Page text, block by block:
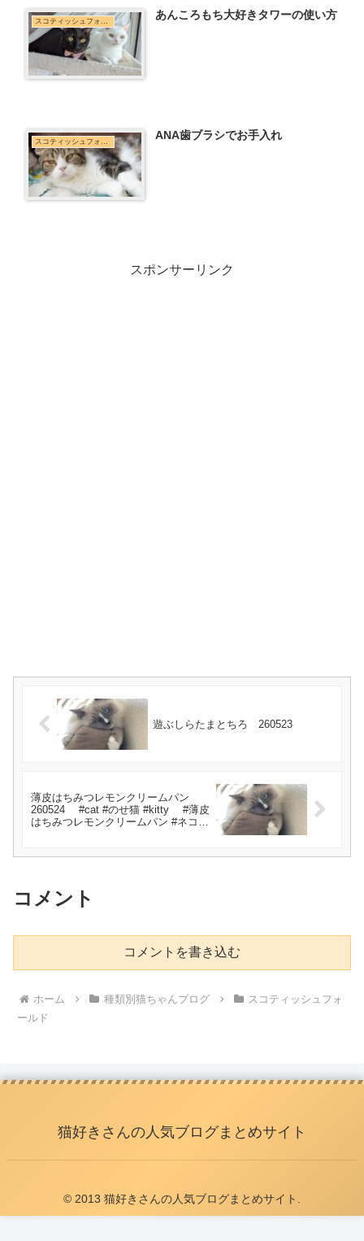
あんころもち大好きタワーの使い方
スコティッシュフォールド ANA歯ブラシでお手入れ
スポンサーリンク
遊ぶしらたまとちろ 260523
薄皮はちみつレモンクリームパン
260524 #cat #のせ猫 #kitty #薄皮
はちみつレモンクリームパン #ネコ
コメント
コメントを書き込む
ホーム 種類別猫ちゃんブログ
スコティッシュフォ
ールド
猫好きさんの人気ブログまとめサイト
© 2013 猫好きさんの人気ブログまとめサイト.